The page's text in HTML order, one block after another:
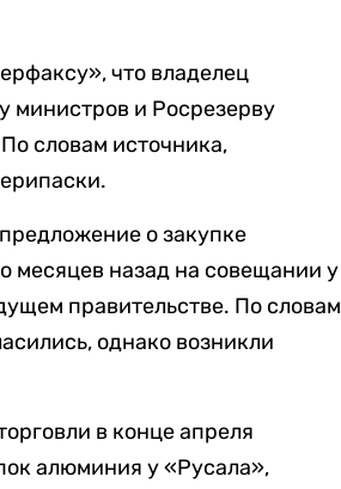
что владелец
министров и Росрезерву
словам источника,
о закупке
месяцев назад на совещании у
правительстве. По словам
однако возникли
в конце апреля
алюминия у «Русала»,